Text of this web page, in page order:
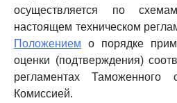
осуществляется по
настоящем техническом
Положением о порядке
оценки (подтверждения)
регламентах Таможенного
Комиссией.